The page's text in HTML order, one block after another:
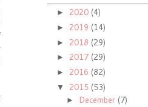
► 2020 (4)
► 2019 (14)
► 2018 (29)
► 2017 (29)
► 2016 (82)
▼ 2015 (53)
► December (7)